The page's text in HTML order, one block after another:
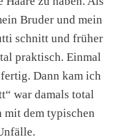
Bruder und mein
schnitt und früher
praktisch. Einmal
Dann kam ich
war damals total
mit dem typischen